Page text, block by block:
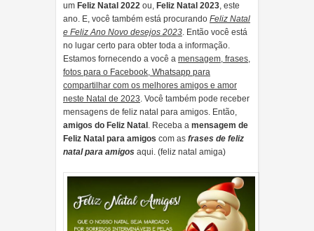
um Feliz Natal 2022 ou, Feliz Natal 2023, este
ano. E, você também está procurando Feliz Natal
e Feliz Ano Novo desejos 2023. Então você está
no lugar certo para obter toda a informação.
Estamos fornecendo a você a mensagem, frases,
fotos para o Facebook, Whatsapp para
compartilhar com os melhores amigos e amor
neste Natal de 2023. Você também pode receber
mensagens de feliz natal para amigos. Então,
amigos do Feliz Natal . Receba a mensagem de
Feliz Natal para amigos com as frases de feliz
natal para amigos aqui. (feliz natal amiga)